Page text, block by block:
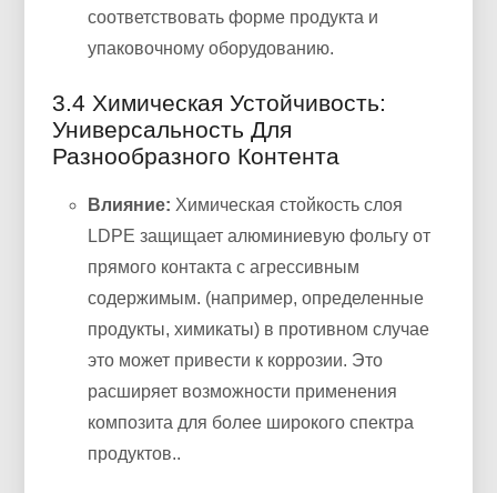
соответствовать форме продукта и
упаковочному оборудованию.
3.4 Химическая Устойчивость:
Универсальность Для
Разнообразного Контента
Влияние: Химическая стойкость слоя
LDPE защищает алюминиевую фольгу от
прямого контакта с агрессивным
содержимым. (например, определенные
продукты, химикаты) в противном случае
это может привести к коррозии. Это
расширяет возможности применения
композита для более широкого спектра
продуктов..